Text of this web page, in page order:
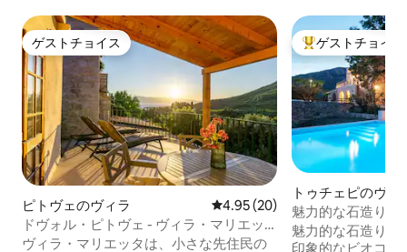
ゲストチョイス
ゲストチョイス
ピトヴェのヴィラ レビュー20件、5つ星中4.95つ
4.95 (20)
ドヴォル・ピトヴェ - ヴィラ・マリエッ
タ
ヴィラ・マリエッタは、小さな先住民の
大好評のゲスト
ゲストチョイス
トゥチェピのヴィ
魅力的な石造りの
魅力的な石造りの
印象的なビオコヴ